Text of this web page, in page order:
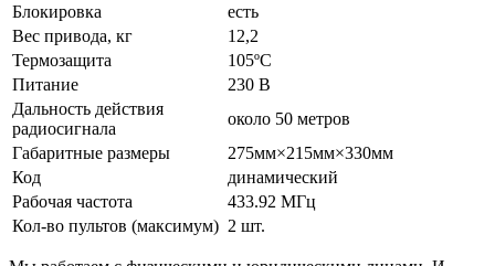
Блокировка
есть
Вес привода, кг
12,2
Термозащита
105ºС
Питание
230 В
Дальность действия
радиосигнала
около 50 метров
Габаритные размеры
275мм×215мм×330мм
Код
динамический
Рабочая частота
433.92 МГц
Кол-во пультов (максимум) 2 шт.